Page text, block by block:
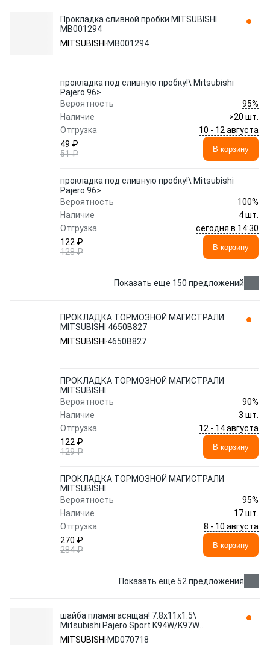
Прокладка сливной пробки MITSUBISHI
MB001294
MITSUBISHI MB001294
прокладка под сливную пробку!\ Mitsubishi
Pajero 96>
Вероятность
95%
Наличие
>20 шт.
Отгрузка
10 - 12 августа
49 ₽
51 ₽
В корзину
прокладка под сливную пробку!\ Mitsubishi
Pajero 96>
Вероятность
100%
Наличие
4 шт.
Отгрузка
сегодня в 14:30
122 ₽
128 ₽
В корзину
Показать еще 150 предложений
ПРОКЛАДКА ТОРМОЗНОЙ МАГИСТРАЛИ
MITSUBISHI 4650B827
MITSUBISHI 4650B827
ПРОКЛАДКА ТОРМОЗНОЙ МАГИСТРАЛИ
MITSUBISHI
Вероятность
90%
Наличие
3 шт.
Отгрузка
12 - 14 августа
122 ₽
129 ₽
В корзину
ПРОКЛАДКА ТОРМОЗНОЙ МАГИСТРАЛИ
MITSUBISHI
Вероятность
95%
Наличие
17 шт.
Отгрузка
8 - 10 августа
270 ₽
284 ₽
В корзину
Показать еще 52 предложения
шайба пламягасящая! 7.8х11х1.5\
Mitsubishi Pajero Sport K94W/K97W
MD070718
MITSUBISHI MD070718